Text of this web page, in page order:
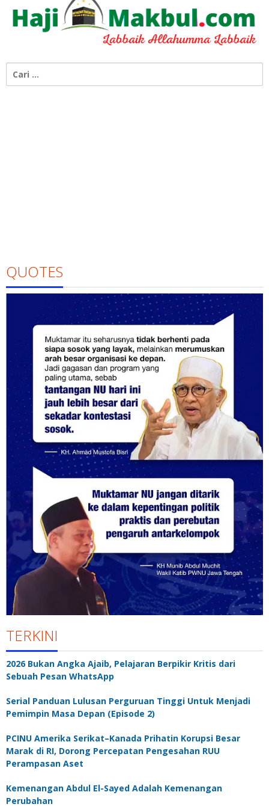
untuk:
QUOTES
TERKINI
2026 Bukan Angka Ajaib, Pelajaran Berpikir Kritis dari
Sebuah Pesan WhatsApp
Serial Panduan Lulusan Perguruan Tinggi Untuk Menjadi
Pemimpin Masa Depan (Episode 2)
PCINU Amerika Serikat–Kanada Prihatin Korupsi Besar
Marak di RI, Dorong Percepatan Pengesahan RUU
Perampasan Aset
Kemenangan Abdul El-Sayed Adalah Kemenangan
Perubahan